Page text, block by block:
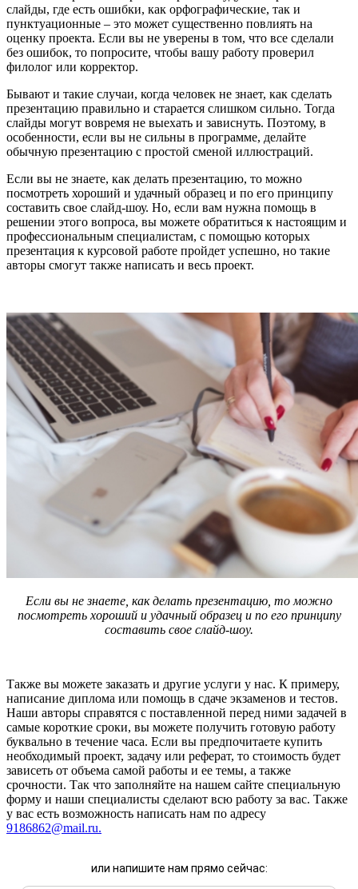
слайды, где есть ошибки, как орфографические, так и
пунктуационные – это может существенно повлиять на
оценку проекта. Если вы не уверены в том, что все сделали
без ошибок, то попросите, чтобы вашу работу проверил
филолог или корректор.
Бывают и такие случаи, когда человек не знает, как сделать
презентацию правильно и старается слишком сильно. Тогда
слайды могут вовремя не выехать и зависнуть. Поэтому, в
особенности, если вы не сильны в программе, делайте
обычную презентацию с простой сменой иллюстраций.
Если вы не знаете, как делать презентацию, то можно
посмотреть хороший и удачный образец и по его принципу
составить свое слайд-шоу. Но, если вам нужна помощь в
решении этого вопроса, вы можете обратиться к настоящим и
профессиональным специалистам, с помощью которых
презентация к курсовой работе пройдет успешно, но такие
авторы смогут также написать и весь проект.
Если вы не знаете, как делать презентацию, то можно
посмотреть хороший и удачный образец и по его принципу
составить свое слайд-шоу.
Также вы можете заказать и другие услуги у нас. К примеру,
написание диплома или помощь в сдаче экзаменов и тестов.
Наши авторы справятся с поставленной перед ними задачей в
самые короткие сроки, вы можете получить готовую работу
буквально в течение часа. Если вы предпочитаете купить
необходимый проект, задачу или реферат, то стоимость будет
зависеть от объема самой работы и ее темы, а также
срочности. Так что заполняйте на нашем сайте специальную
форму и наши специалисты сделают всю работу за вас. Также
у вас есть возможность написать нам по адресу
9186862@mail.ru.
или напишите нам прямо сейчас: